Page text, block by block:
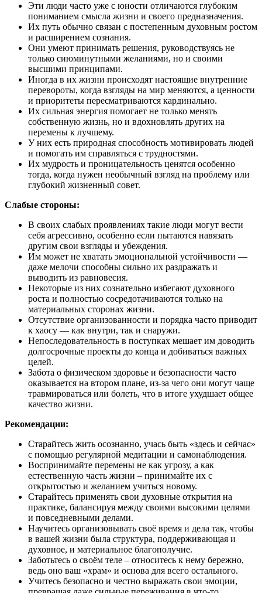
Эти люди часто уже с юности отличаются глубоким
пониманием смысла жизни и своего предназначения.
Их путь обычно связан с постепенным духовным ростом
и расширением сознания.
Они умеют принимать решения, руководствуясь не
только сиюминутными желаниями, но и своими
высшими принципами.
Иногда в их жизни происходят настоящие внутренние
перевороты, когда взгляды на мир меняются, а ценности
и приоритеты пересматриваются кардинально.
Их сильная энергия помогает не только менять
собственную жизнь, но и вдохновлять других на
перемены к лучшему.
У них есть природная способность мотивировать людей
и помогать им справляться с трудностями.
Их мудрость и проницательность ценятся особенно
тогда, когда нужен необычный взгляд на проблему или
глубокий жизненный совет.
Слабые стороны:
В своих слабых проявлениях такие люди могут вести
себя агрессивно, особенно если пытаются навязать
другим свои взгляды и убеждения.
Им может не хватать эмоциональной устойчивости —
даже мелочи способны сильно их раздражать и
выводить из равновесия.
Некоторые из них сознательно избегают духовного
роста и полностью сосредотачиваются только на
материальных сторонах жизни.
Отсутствие организованности и порядка часто приводит
к хаосу — как внутри, так и снаружи.
Непоследовательность в поступках мешает им доводить
долгосрочные проекты до конца и добиваться важных
целей.
Забота о физическом здоровье и безопасности часто
оказывается на втором плане, из-за чего они могут чаще
травмироваться или болеть, что в итоге ухудшает общее
качество жизни.
Рекомендации:
Старайтесь жить осознанно, учась быть «здесь и сейчас»
с помощью регулярной медитации и самонаблюдения.
Воспринимайте перемены не как угрозу, а как
естественную часть жизни – принимайте их с
открытостью и желанием учиться новому.
Старайтесь применять свои духовные открытия на
практике, балансируя между своими высокими целями
и повседневными делами.
Научитесь организовывать своё время и дела так, чтобы
в вашей жизни была структура, поддерживающая и
духовное, и материальное благополучие.
Заботьтесь о своём теле – относитесь к нему бережно,
ведь оно ваш «храм» и основа для всего остального.
Учитесь безопасно и честно выражать свои эмоции,